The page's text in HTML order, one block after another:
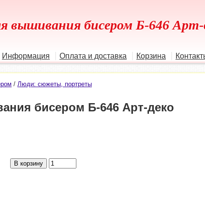
вышивания бисером Б-646 Арт-
Информация Оплата и доставка Корзина
/ Люди: сюжеты, портреты
бисером Б-646 Арт-деко